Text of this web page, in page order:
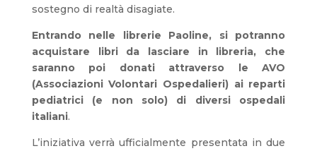
sostegno di realtà disagiate.
Entrando nelle librerie Paoline, si potranno
acquistare libri da lasciare in libreria, che
saranno poi donati attraverso le AVO
(Associazioni Volontari Ospedalieri) ai reparti
pediatrici (e non solo) di diversi ospedali
italiani.
L’iniziativa verrà ufficialmente presentata in due